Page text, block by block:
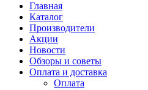
Главная
Каталог
Производители
Акции
Новости
Обзоры и советы
Оплата и доставка
Оплата